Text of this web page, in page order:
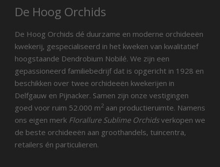
De Hoog Orchids
De Hoog Orchids dé duurzame en moderne orchideeën
kwekerij, gespecialiseerd in het kweken van kwalitatief
hoogstaande Dendrobium Nobilé. We zijn een
gepassioneerd familiebedrijf dat is opgericht in 1928 en
beschikken over twee orchideeën kwekerijen in
Delfgauw en Pijnacker. Samen zijn onze vestigingen
goed voor ruim 52.000 m2 aan productieruimte. Namens
ons eigen merk Florallure Sublime Orchidsverkopen we
de beste orchideeën aan groothandels, tuincentra,
retailers én particulieren.